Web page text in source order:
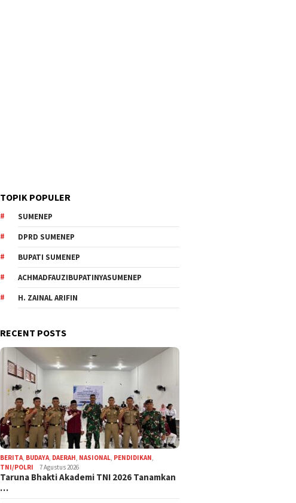
TOPIK POPULER
SUMENEP
DPRD SUMENEP
BUPATI SUMENEP
ACHMADFAUZIBUPATINYASUMENEP
H. ZAINAL ARIFIN
RECENT POSTS
BERITA, BUDAYA, DAERAH, NASIONAL, PENDIDIKAN,
TNI/POLRI
7 Agustus 2026
Taruna Bhakti Akademi TNI 2026 Tanamkan
…